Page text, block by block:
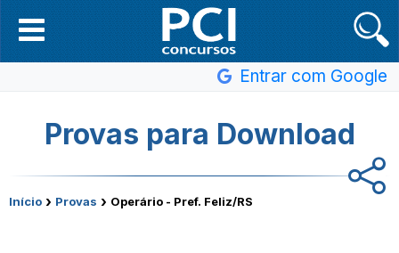
Entrar com Google
Provas para Download
Início › Provas › Operário - Pref. Feliz/RS